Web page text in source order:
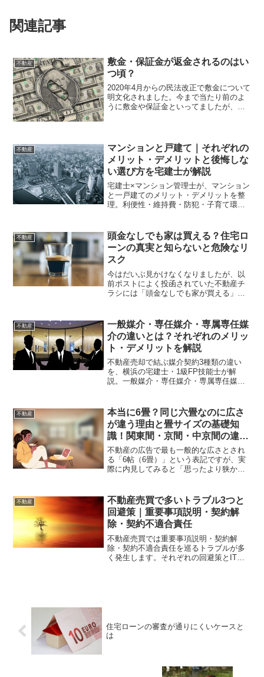
関連記事
不動産
敷金・保証金が返金されるのはい
つ頃？
2020年4月からの民法改正で敷金について
明文化されました。今まで当たり前のよ
うに敷金や保証金といってましたが、そ
りました。民法上の...
不動産
マンションと戸建て｜それぞれの
メリット・デメリットと後悔しな
い選び方を宅建士が解説
宅建士×マンション管理士が、マンション
と一戸建てのメリット・デメリットを整
理。利便性・維持費・防犯・子育て環境
不動産
頭金なしでも家は買える？住宅ロ
ーンの真実と知らないと危険なリ
スク
今はだいぶ見かけなくなりましたが、以
前ポストによく投函されていた不動産チ
ラシには「頭金なしでも家が買える」と
実はこれ……誤解を招くことも多く、か
なりの人が誤解している部...
不動産
一般媒介・専任媒介・専属専任媒
介の違いとは？それぞれのメリッ
ト・デメリットを解説
不動産売却で結ぶ媒介契約3種類の違い
を、横浜の宅建士・1級FP技能士が解
説。一般媒介・専任媒介・専属専任媒介
ポイントまで、売却前に知っておくべき
情報をまとめました。
不動産
本当に6畳？同じ六畳なのに広さ
が違う理由と畳サイズの基礎知
識！関東間・京間・中京間の違い
を解説
不動産の広告で最も一般的な広さとされ
る「6帖（6畳）」という表記ですが、実
際に内見してみると「思ったより狭かっ
広さを想像する人が多いかもしれません
が、実は畳のサイズに...
不動産
不動産売買で多いトラブル3つと
回避策｜重要事項説明・契約解
除・契約不適合責任
不動産売買では重要事項説明・契約解
除・契約不適合責任を巡るトラブルが多
く発生します。それぞれの回避策とIT重
住宅ローンの審査が通りにくいケースと
は